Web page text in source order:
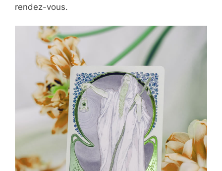
rendez-vous.